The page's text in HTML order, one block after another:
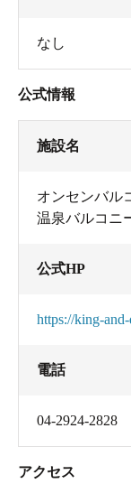
なし
公式情報
施設名
オンセンバル
温泉バルコニ
公式HP
https://king-
電話
04-2924-2828
アクセス